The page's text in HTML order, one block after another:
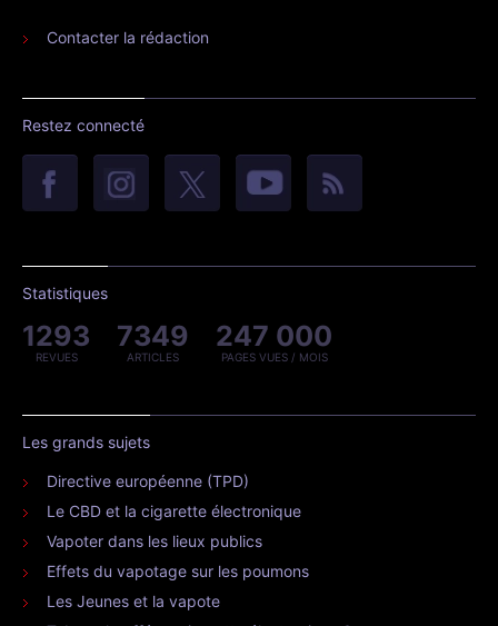
Contacter la rédaction
Restez connecté
Statistiques
1293
REVUES
7349
ARTICLES
247 000
PAGES VUES / MOIS
Les grands sujets
Directive européenne (TPD)
Le CBD et la cigarette électronique
Vapoter dans les lieux publics
Effets du vapotage sur les poumons
Les Jeunes et la vapote